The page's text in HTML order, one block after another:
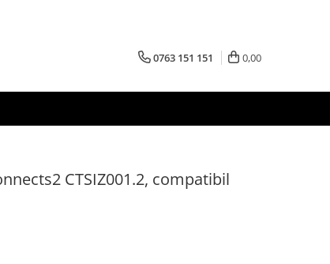
0763 151 151 0,00
CTSIZ001.2, compatibil